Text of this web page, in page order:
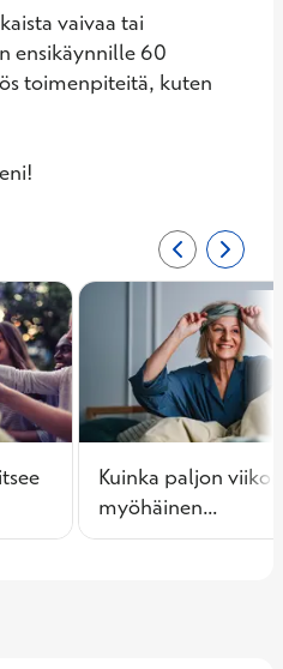
vaivaa tai
ensikäynnille 60
toimenpiteitä, kuten
Edellinen
0/3 2/3
Kuinka paljon
myöhäinen
nukkumaanmeno